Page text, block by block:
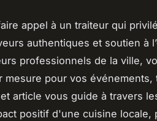
appel à un traiteur qui
authentiques et soutien à
professionnels de la ville,
mesure pour vos événements,
article vous guide à travers
positif d'une cuisine locale,